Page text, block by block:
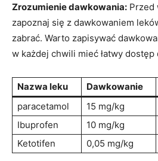
Zrozumienie dawkowania: Przed
zapoznaj się z dawkowaniem
zabrać.‍ Warto ⁤zapisywać
w każdej chwili mieć łatwy​ dostęp
Nazwa⁣ leku Dawkowanie
paracetamol
15 mg/kg
Ibuprofen
10 mg/kg
Ketotifen
0,05 mg/kg